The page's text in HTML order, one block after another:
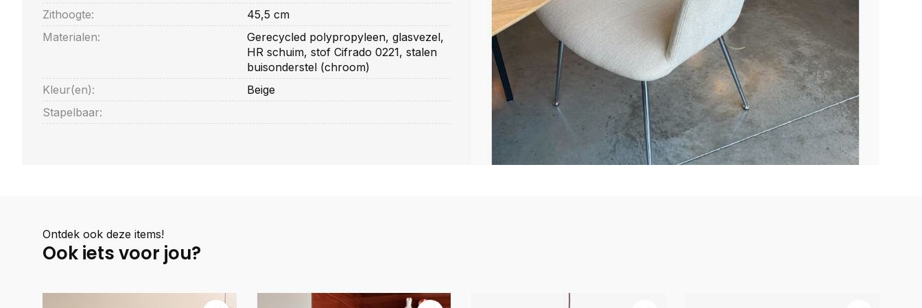
Zithoogte:
45,5 cm
Materialen:
Gerecycled polypropyleen, glasvezel,
HR schuim, stof Cifrado 0221, stalen
buisonderstel (chroom)
Kleur(en):
Beige
Stapelbaar:
Ontdek ook deze items!
Ook iets voor jou?